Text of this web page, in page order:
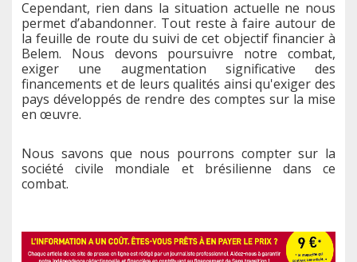
Cependant, rien dans la situation actuelle ne nous
permet d’abandonner. Tout reste à faire autour de
la feuille de route du suivi de cet objectif financier à
Belem. Nous devons poursuivre notre combat,
exiger une augmentation significative des
financements et de leurs qualités ainsi qu'exiger des
pays développés de rendre des comptes sur la mise
en œuvre.
Nous savons que nous pourrons compter sur la
société civile mondiale et brésilienne dans ce
combat.